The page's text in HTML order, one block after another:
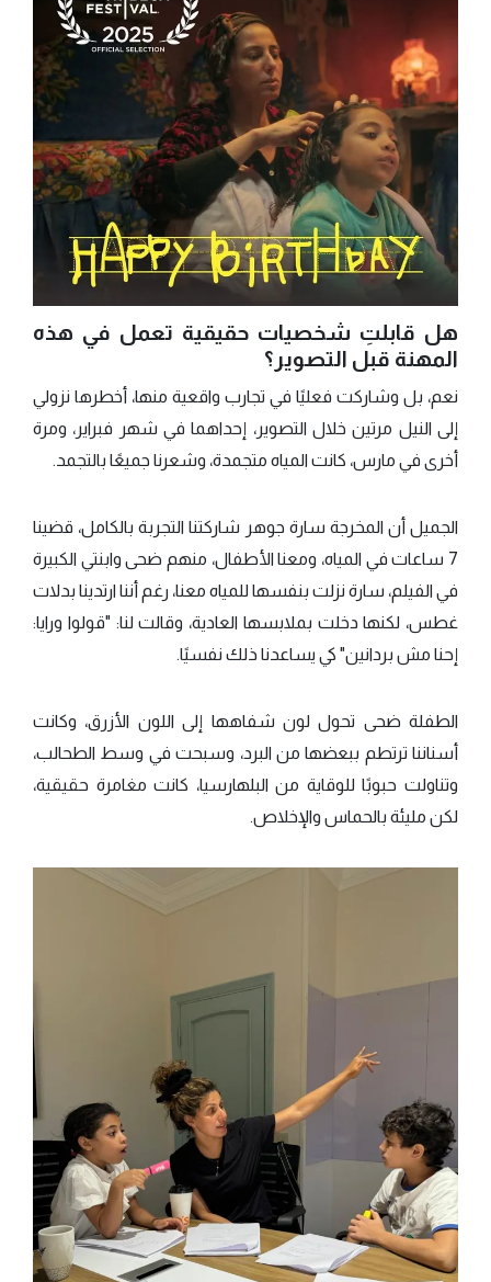
هل قابلتِ شخصيات حقيقية تعمل في هذه
المهنة قبل التصوير؟
نعم، بل وشاركت فعليًا في تجارب واقعية منها، أخطرها نزولي
إلى النيل مرتين خلال التصوير، إحداهما في شهر فبراير، ومرة
أخرى في مارس، كانت المياه متجمدة، وشعرنا جميعًا بالتجمد.
الجميل أن المخرجة سارة جوهر شاركتنا التجربة بالكامل، قضينا
7 ساعات في المياه، ومعنا الأطفال، منهم ضحى وابنتي الكبيرة
في الفيلم، سارة نزلت بنفسها للمياه معنا، رغم أننا ارتدينا بدلات
غطس، لكنها دخلت بملابسها العادية، وقالت لنا: "قولوا ورايا:
إحنا مش بردانين" كي يساعدنا ذلك نفسيًا.
الطفلة ضحى تحول لون شفاهها إلى اللون الأزرق، وكانت
أسناننا ترتطم ببعضها من البرد، وسبحت في وسط الطحالب،
وتناولت حبوبًا للوقاية من البلهارسيا، كانت مغامرة حقيقية،
لكن مليئة بالحماس والإخلاص.